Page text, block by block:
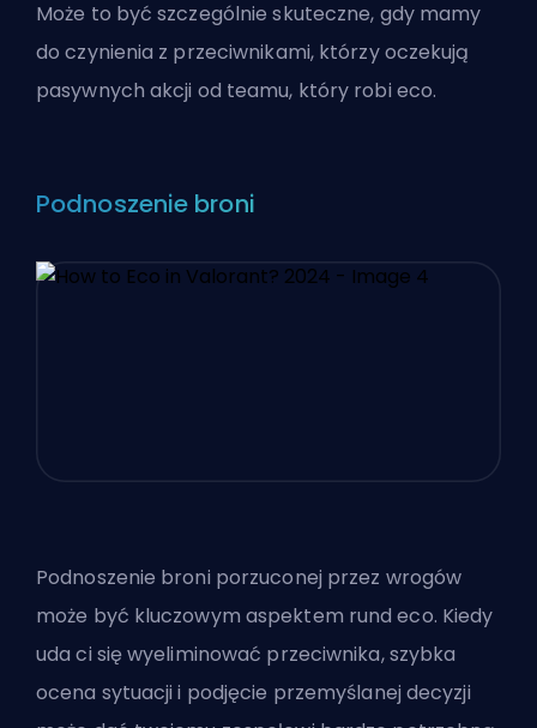
Może to być szczególnie skuteczne, gdy mamy
do czynienia z przeciwnikami, którzy oczekują
pasywnych akcji od teamu, który robi eco.
Podnoszenie broni
Podnoszenie broni porzuconej przez wrogów
może być kluczowym aspektem rund eco. Kiedy
uda ci się wyeliminować przeciwnika, szybka
ocena sytuacji i podjęcie przemyślanej decyzji